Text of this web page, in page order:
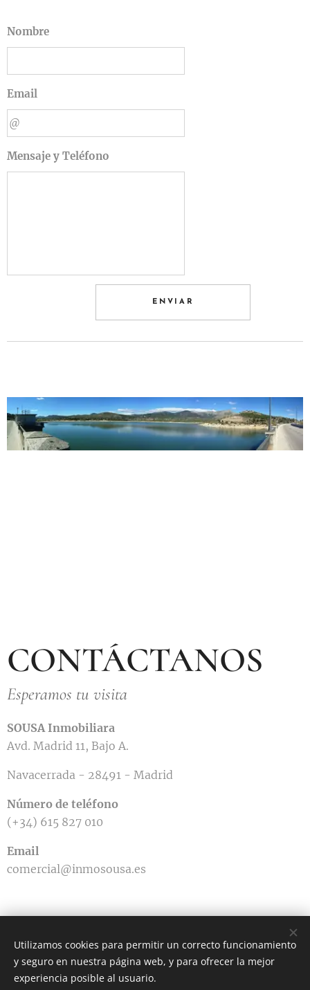
Nombre
Email
Mensaje y Teléfono
ENVIAR
CONTÁCTANOS
Esperamos tu visita
SOUSA Inmobiliara
Avd. Madrid 11, Bajo A.
Navacerrada - 28491 - Madrid
Número de teléfono
(+34) 615 827 010
Email
comercial@inmosousa.es
Avd. Madrid 11 - Bajo A - Navacerrada 28491 (Madrid)
Utilizamos cookies para permitir un correcto funcionamiento
y seguro en nuestra página web, y para ofrecer la mejor
experiencia posible al usuario.